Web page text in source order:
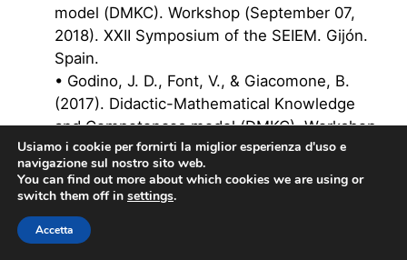
model (DMKC). Workshop (September 07,
2018). XXII Symposium of the SEIEM. Gijón.
Spain.
• Godino, J. D., Font, V., & Giacomone, B.
(2017). Didactic-Mathematical Knowledge
and Competences model (DMKC). Workshop
(September 08, 2017). XXI Symposium of
the SEIEM-Workgroup-Knowledge and
professional development of the
mathematics teacher. Zaragoza, Spain.
• Cruz, A., Gea, M.M., Giacomone, B., &
Usiamo i cookie per fornirti la miglior esperienza d'uso e
navigazione sul nostro sito web.
You can find out more about which cookies we are using or
switch them off in settings.
Accetta